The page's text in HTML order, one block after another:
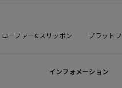
ローファー&スリッポン プラット
インフォメーション